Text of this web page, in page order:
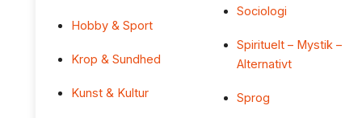
Hobby & Sport
Krop & Sundhed
Kunst & Kultur
Sociologi
Spirituelt – Mystik –
Alternativt
Sprog